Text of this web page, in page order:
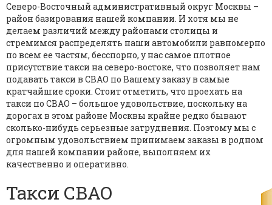
Северо-Восточный административный округ Москвы –
район базирования нашей компании. И хотя мы не
делаем различий между районами столицы и
стремимся распределять наши автомобили равномерно
по всем ее частям, бесспорно, у нас самое плотное
присутствие такси на северо-востоке, что позволяет нам
подавать такси в СВАО по Вашему заказу в самые
кратчайшие сроки. Стоит отметить, что проехать на
такси по СВАО – большое удовольствие, поскольку на
дорогах в этом районе Москвы крайне редко бывают
сколько-нибудь серьезные затруднения. Поэтому мы с
огромным удовольствием принимаем заказы в родном
для нашей компании районе, выполняем их
качественно и оперативно.
Такси СВАО